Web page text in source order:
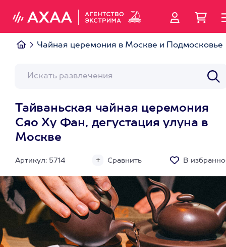
Чайная церемония в Москве и Подмосковье
Тайваньская чайная церемония
Сяо Ху Фан, дегустация улуна в
Москве
Артикул: 5714 Сравнить В